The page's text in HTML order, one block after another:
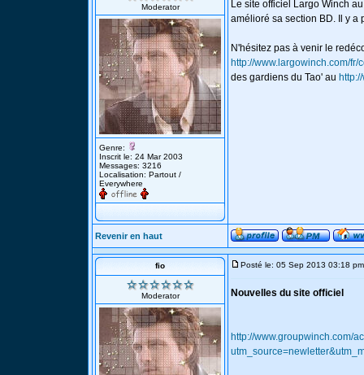
Moderator
Genre:
Inscrit le: 24 Mar 2003
Messages: 3216
Localisation: Partout /
Everywhere
Le site officiel Largo Winch
amélioré sa section BD. Il y a
N'hésitez pas à venir le
http://www.largowinch.com/fr/
des gardiens du Tao' au
Revenir en haut
fio
Moderator
Posté le: 05 Sep 2013 03:18 pm
Nouvelles du site officiel
http://www.groupwinch.com/